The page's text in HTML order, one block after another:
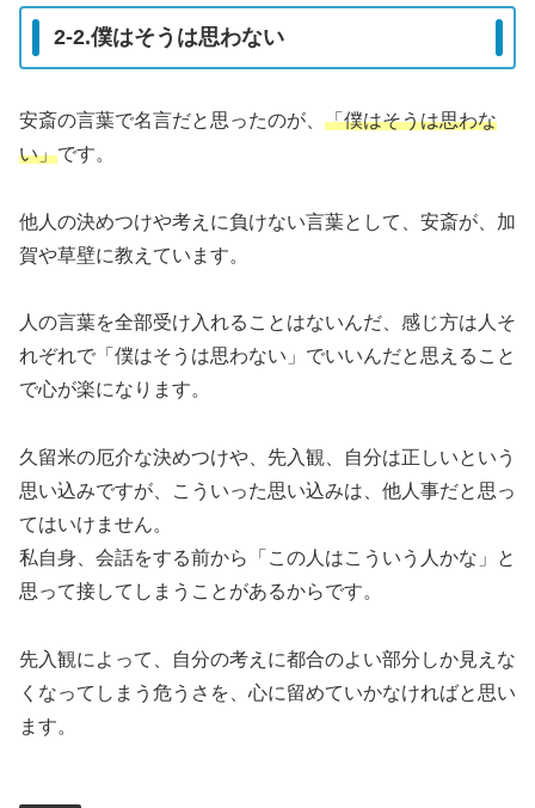
2-2.僕はそうは思わない
安斎の言葉で名言だと思ったのが、 「僕はそうは思わな
い」です。
他人の決めつけや考えに負けない言葉として、安斎が、加
賀や草壁に教えています。
人の言葉を全部受け入れることはないんだ、感じ方は人そ
れぞれで「僕はそうは思わない」でいいんだと思えること
で心が楽になります。
久留米の厄介な決めつけや、先入観、自分は正しいという
思い込みですが、こういった思い込みは、他人事だと思っ
てはいけません。
私自身、会話をする前から「この人はこういう人かな」と
思って接してしまうことがあるからです。
先入観によって、自分の考えに都合のよい部分しか見えな
くなってしまう危うさを、心に留めていかなければと思い
ます。